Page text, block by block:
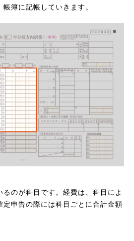
帳簿に記帳していきます。
るのが科目です。経費は、科目によ
定申告の際には科目ごとに合計金額